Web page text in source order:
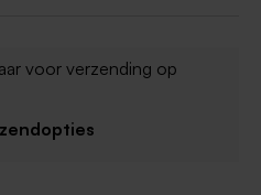
voor verzending op